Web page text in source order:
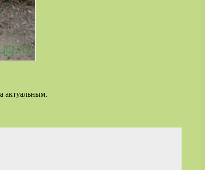
актуальным.